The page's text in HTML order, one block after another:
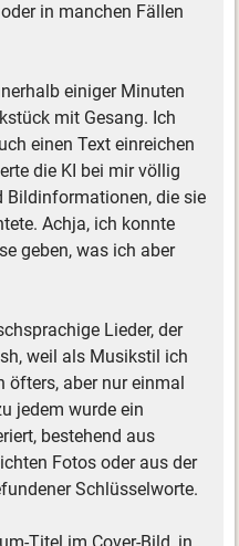
in manchen Fällen
einiger Minuten
mit Gesang. Ich
einen Text einreichen
die KI bei mir völlig
Bildinformationen, die sie
Achja, ich konnte
geben, was ich aber
Lieder, der
weil als Musikstil ich
aber nur einmal
jedem wurde ein
bestehend aus
Fotos oder aus der
Schlüsselworte.